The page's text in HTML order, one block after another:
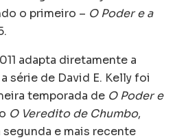
o primeiro – O Poder e a
adapta diretamente a
série de David E. Kelly foi
temporada de O Poder e
O Veredito de Chumbo,
e mais recente